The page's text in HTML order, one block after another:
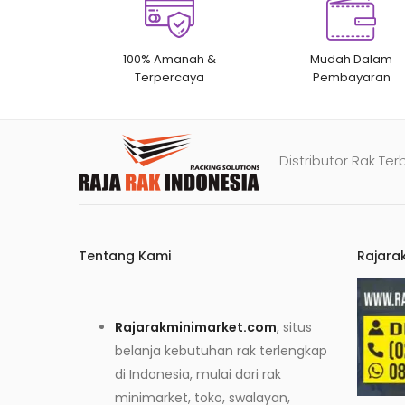
100% Amanah &
Terpercaya
Mudah Dalam
Pembayaran
Distributor Rak
Tentang Kami
Rajarakminimarket.com, situs
belanja kebutuhan rak terlengkap
di Indonesia, mulai dari rak
minimarket, toko, swalayan,